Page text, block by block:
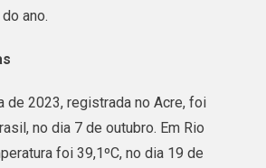
ano.
de 2023, registrada no Acre, foi
no dia 7 de outubro. Em Rio
foi 39,1ºC, no dia 19 de